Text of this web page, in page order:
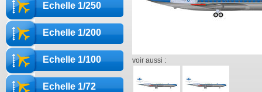
Echelle 1/250
Echelle 1/200
Echelle 1/100
Echelle 1/72
voir aussi :